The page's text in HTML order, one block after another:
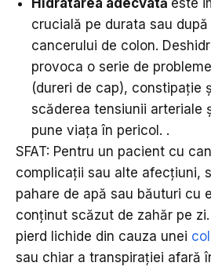
Hidratarea adecvată este
crucială pe durata sau după
cancerului de colon.
provoca o serie de
(dureri de cap), constipație
scăderea tensiunii arteriale
pune viața în pericol. .
SFAT: Pentru un pacient cu
complicații sau alte afecțiuni,
pahare de apă sau băuturi cu
conținut scăzut de zahăr pe
pierd lichide din cauza unei
sau chiar a transpirației afară